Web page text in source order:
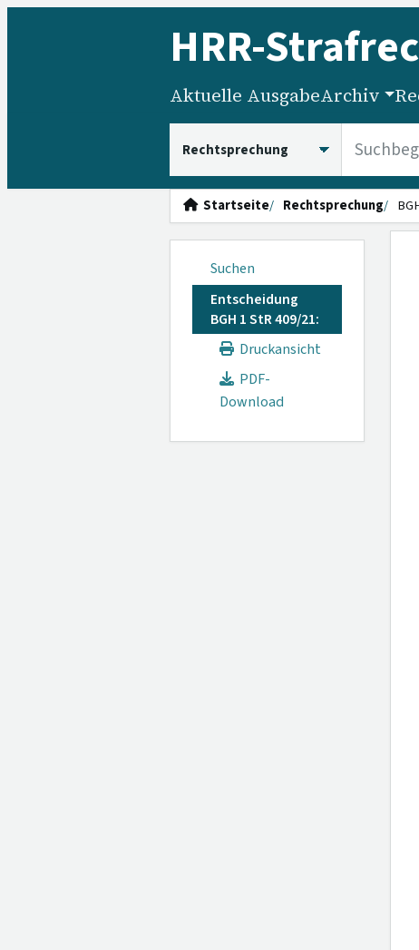
HRR-
Aktuelle AusgabeArchiv
Startseite Rechtsprechung
Suchen
Entscheidung
BGH 1 StR 409/21:
Druckansicht
PDF-
Download